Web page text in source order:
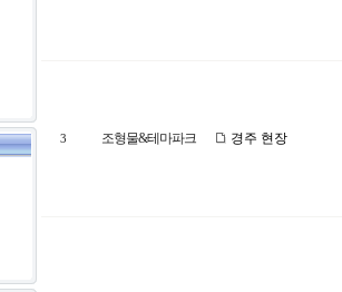
3 조형물&테마파크 경주 현장